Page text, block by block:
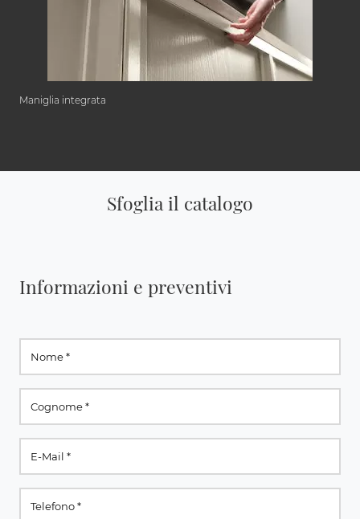
Maniglia integrata
Sfoglia il catalogo
Informazioni e preventivi